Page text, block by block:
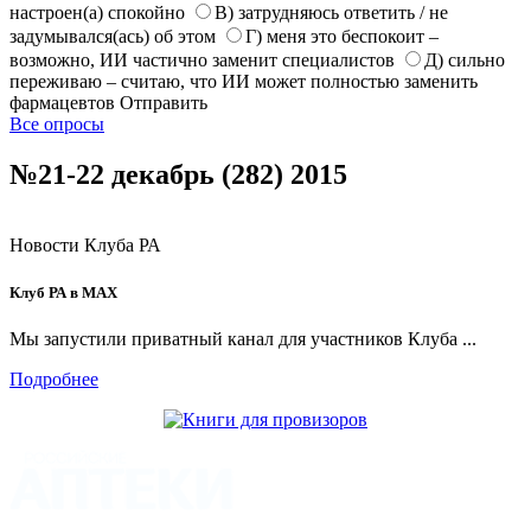
настроен(а) спокойно
В) затрудняюсь ответить / не
задумывался(ась) об этом
Г) меня это беспокоит –
возможно, ИИ частично заменит специалистов
Д) сильно
переживаю – считаю, что ИИ может полностью заменить
фармацевтов Отправить
Все опросы
№21-22 декабрь (282) 2015
Новости Клуба РА
Клуб РА в MAX
Мы запустили приватный канал для участников Клуба ...
Подробнее